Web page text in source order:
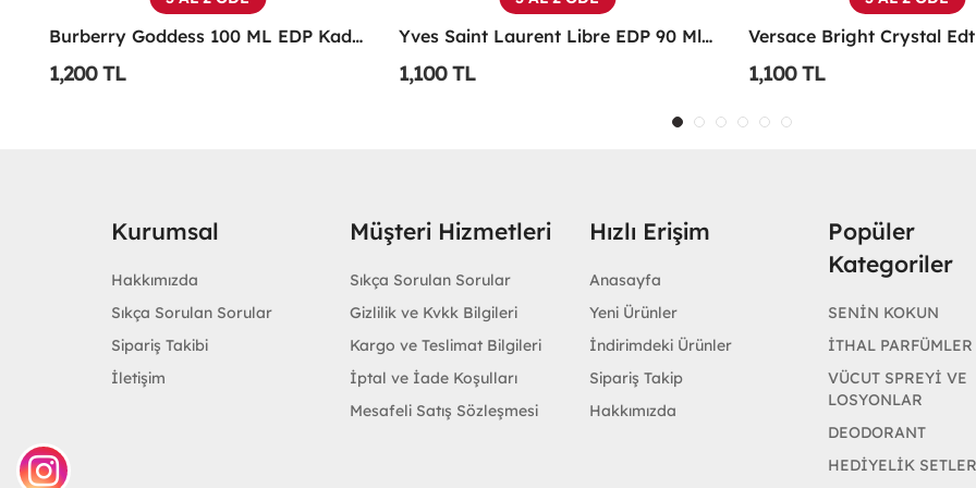
Burberry Goddess 100 ML EDP Kadın Parfümü -
1,200 TL
Yves Saint Laurent Libre EDP 90 Ml Kadın Parfüm - YSLL
1,100 TL 1,100 TL
Kurumsal
Hakkımızda
Sıkça Sorulan Sorular
Sipariş Takibi
İletişim
Müşteri Hizmetleri
Sıkça Sorulan Sorular
Gizlilik ve Kvkk Bilgileri
Kargo ve Teslimat Bilgileri
İptal ve İade Koşulları
Mesafeli Satış Sözleşmesi
Hızlı Erişim
Anasayfa
Yeni Ürünler
İndirimdeki Ürünler
Sipariş Takip
Hakkımızda
Popüler
Kategoriler
SENİN KOKUN
İTHAL PARFÜMLER
VÜCUT SPREYİ VE
LOSYONLAR
DEODORANT
HEDİYELİK SETLER